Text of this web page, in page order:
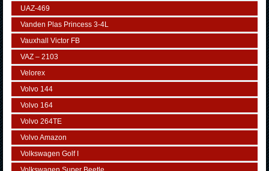
UAZ-469
Vanden Plas Princess 3-4L
Vauxhall Victor FB
VAZ – 2103
Velorex
Volvo 144
Volvo 164
Volvo 264TE
Volvo Amazon
Volkswagen Golf I